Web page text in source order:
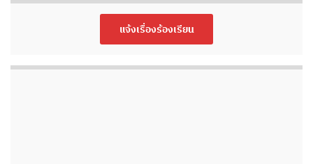
แจ้งเรื่องร้องเรียน